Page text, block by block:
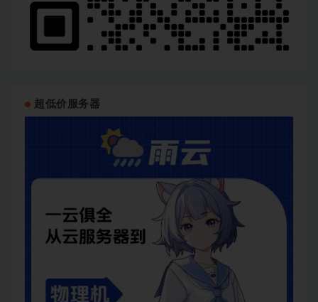
超低价服务器